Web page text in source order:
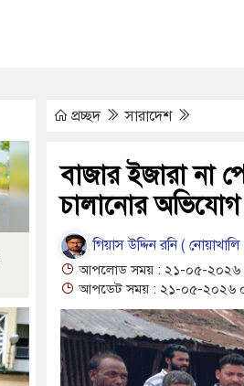
প্রচ্ছদ সারাদেশ
বাজার ইজারা না
চালানোর অভিযোগ
গিয়াস উদ্দিন রনি ( নোয়াখালি
আপলোড সময় : ২১-০৫-২০২৬
আপডেট সময় : ২১-০৫-২০২৬